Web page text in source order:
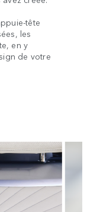
tête
les
en y
de votre